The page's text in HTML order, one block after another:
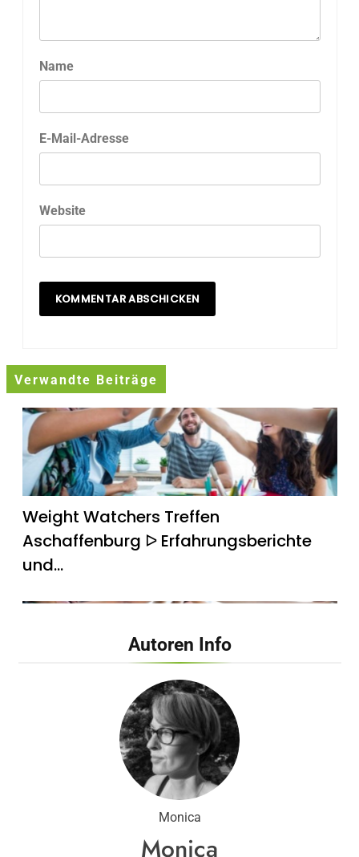
Name
E-Mail-Adresse
Website
Verwandte Beiträge
Weight Watchers Treffen
Aschaffenburg ᐅ Erfahrungsberichte
und…
Weight Watchers Treffen Bad Krozingen
ᐅ Teilnehmer berichten…
Autoren Info
Monica
Monica